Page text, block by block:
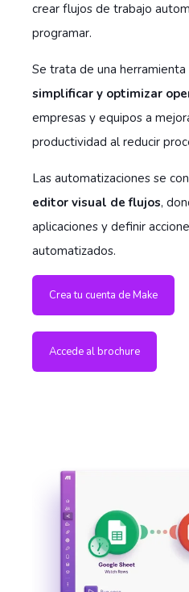
crear flujos de trabajo
programar.
Se trata de una herramienta
simplificar y optimizar
empresas y equipos a
productividad al reducir
Las automatizaciones se
editor visual de flujos,
aplicaciones y definir
automatizados.
Crea tu cuenta de Make
Accede al brochure